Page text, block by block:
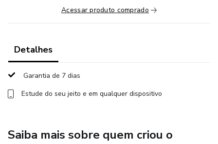
Acessar produto comprado
Detalhes
Garantia de 7 dias
Estude do seu jeito e em qualquer dispositivo
Saiba mais sobre quem criou o